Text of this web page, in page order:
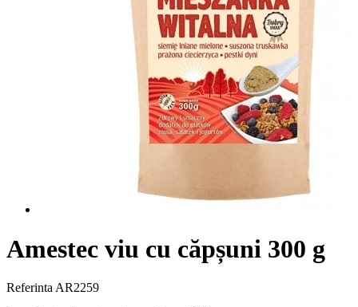
Amestec viu cu căpșuni 300 g
Referinta AR2259